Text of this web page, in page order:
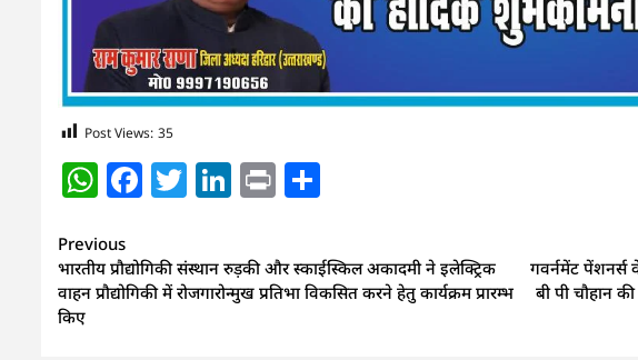
Post Views: 35
WhatsApp
Facebook
Twitter
LinkedIn
Print
Continue
Reading
Previous
भारतीय प्रौद्योगिकी संस्थान रुड़की और स्काईस्किल अकादमी ने इलेक्ट्रिक
वाहन प्रौद्योगिकी में रोजगारोन्मुख प्रतिभा विकसित करने हेतु कार्यक्रम प्रारम्भ
किए
गवर्नमेंट
बी पी चौहान